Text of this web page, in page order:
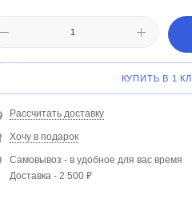
КУПИТЬ В 1
Рассчитать доставку
Хочу в подарок
Самовывоз - в удобное для вас время
Доставка - 2 500 ₽